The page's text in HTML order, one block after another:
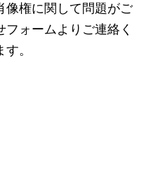
像権に関して問題がご
ォームよりご連絡く
。